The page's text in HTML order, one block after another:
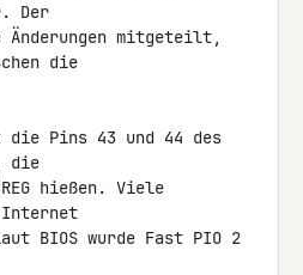
Der
mitgeteilt,
die
die Pins 43 und 44 des
die
hießen. Viele
Internet
BIOS wurde Fast PIO 2